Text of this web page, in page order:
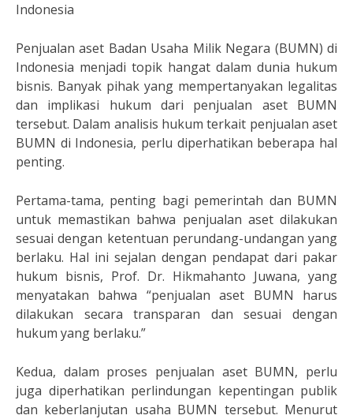
Indonesia
Penjualan aset Badan Usaha Milik Negara (BUMN) di
Indonesia menjadi topik hangat dalam dunia hukum
bisnis. Banyak pihak yang mempertanyakan legalitas
dan implikasi hukum dari penjualan aset BUMN
tersebut. Dalam analisis hukum terkait penjualan aset
BUMN di Indonesia, perlu diperhatikan beberapa hal
penting.
Pertama-tama, penting bagi pemerintah dan BUMN
untuk memastikan bahwa penjualan aset dilakukan
sesuai dengan ketentuan perundang-undangan yang
berlaku. Hal ini sejalan dengan pendapat dari pakar
hukum bisnis, Prof. Dr. Hikmahanto Juwana, yang
menyatakan bahwa “penjualan aset BUMN harus
dilakukan secara transparan dan sesuai dengan
hukum yang berlaku.”
Kedua, dalam proses penjualan aset BUMN, perlu
juga diperhatikan perlindungan kepentingan publik
dan keberlanjutan usaha BUMN tersebut. Menurut